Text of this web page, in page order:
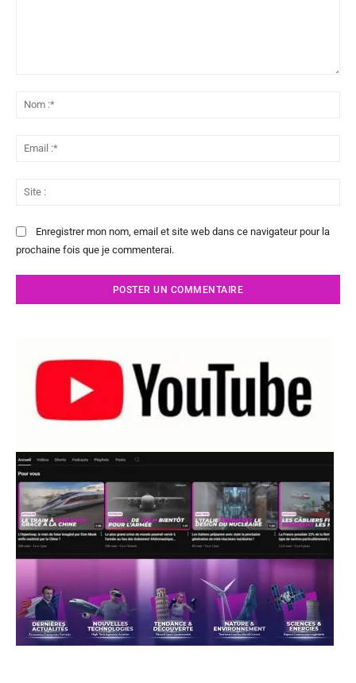
Enregistrer mon nom, email et site web dans ce navigateur pour la
prochaine fois que je commenterai.